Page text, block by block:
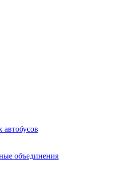
автобусов
объединения